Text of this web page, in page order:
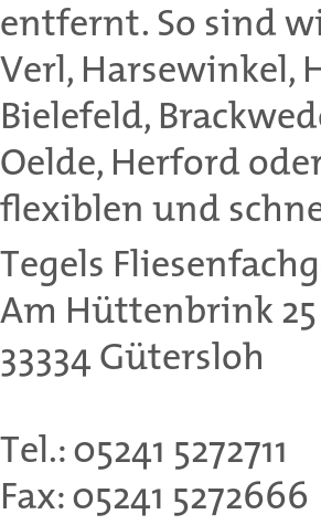
entfernt. So sind
Verl, Harsewinkel,
Bielefeld,
Oelde, Herford
flexiblen und
Tegels
Am Hüttenbrink 25
33334 Gütersloh
Tel.: 05241 5272711
Fax: 05241 5272666